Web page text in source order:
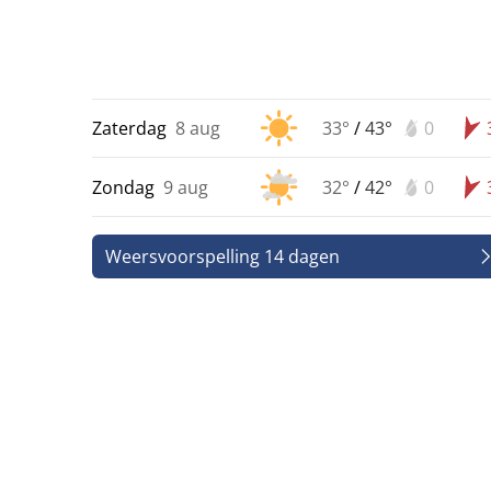
Zaterdag 8 aug 33° /43° 0
Zondag 9 aug 32° /42° 0
Weersvoorspelling 14 dagen